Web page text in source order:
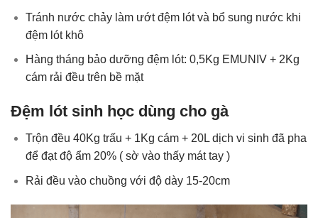
Tránh nước chảy làm ướt đệm lót và bổ sung nước khi
đệm lót khô
Hàng tháng bảo dưỡng đệm lót: 0,5Kg EMUNIV + 2Kg
cám rải đều trên bề mặt
Đệm lót sinh học dùng cho gà
Trộn đều 40Kg trấu + 1Kg cám + 20L dịch vi sinh đã pha
để đạt độ ẩm 20% ( sờ vào thấy mát tay )
Rải đều vào chuồng với độ dày 15-20cm